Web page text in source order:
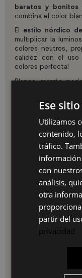
baratos y bonitos
combina el color
El estilo nórdico
multiplicar la
colores neutros,
calidez con el uso
colores perfecta!
Blanco, marrón
variada en sus
ayuda a
característica de
¿Cómo saber
para que no
decoración?
Para saber qué tipo
cómo es el estilo
adecuado. Si te
decoración de
antiguo sillón, una
encaje a la
Si algo consigue
sensación de
de mobiliario
efecto
Ese
Utilizamos
contenido,
tráfico.
con
análisis,
otra
partir del
privacidad